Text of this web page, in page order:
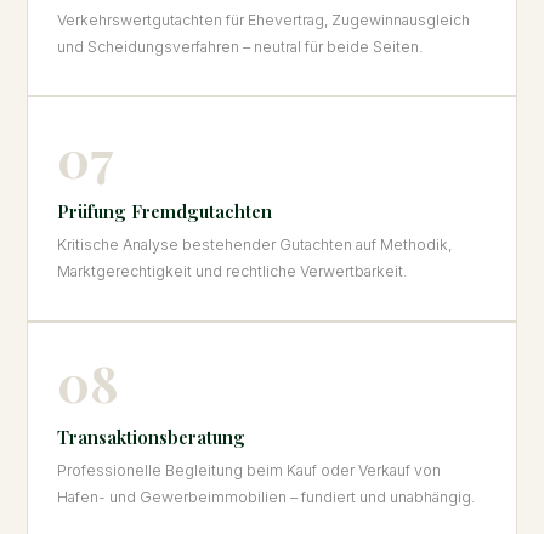
Verkehrswertgutachten für Ehevertrag, Zugewinnausgleich
und Scheidungsverfahren – neutral für beide Seiten.
07
Prüfung Fremdgutachten
Kritische Analyse bestehender Gutachten auf Methodik,
Marktgerechtigkeit und rechtliche Verwertbarkeit.
08
Transaktionsberatung
Professionelle Begleitung beim Kauf oder Verkauf von
Hafen- und Gewerbeimmobilien – fundiert und unabhängig.